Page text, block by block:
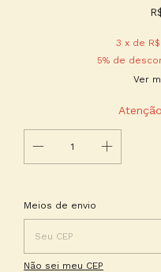
3 x de
5% de
Ver
Entregas para o CEP:
Meios de envio
Não sei meu CEP